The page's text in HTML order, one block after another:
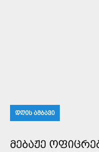
ᲓᲦᲘᲡ ᲐᲛᲑᲐᲕᲘ
ᲛᲔᲑᲐᲟᲔ